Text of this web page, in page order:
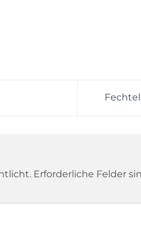
Erforderliche Felder